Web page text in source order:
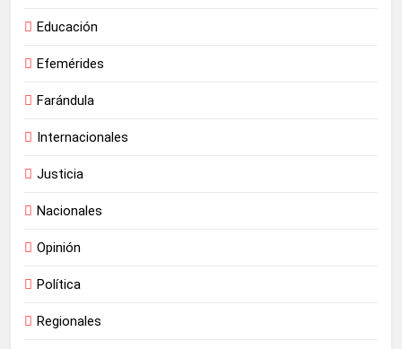
Educación
Efemérides
Farándula
Internacionales
Justicia
Nacionales
Opinión
Política
Regionales